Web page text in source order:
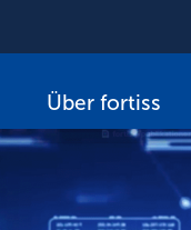
Über fortiss